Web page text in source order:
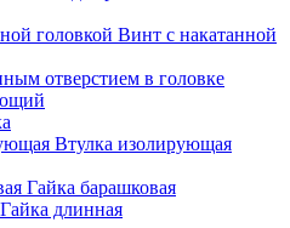
Винт с накатанной
отверстием в головке
Втулка изолирующая
Гайка барашковая
Гайка длинная